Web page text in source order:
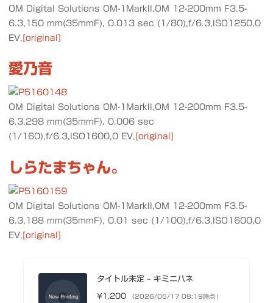
OM Digital Solutions OM-1MarkII,OM 12-200mm F3.5-
6.3,150 mm(35mmF), 0.013 sec (1/80),f/6.3,ISO1250,0
EV, [original]
愛乃音
OM Digital Solutions OM-1MarkII,OM 12-200mm F3.5-
6.3,298 mm(35mmF), 0.006 sec
(1/160),f/6.3,ISO1600,0 EV, [original]
しらたまちゃん。
OM Digital Solutions OM-1MarkII,OM 12-200mm F3.5-
6.3,188 mm(35mmF), 0.01 sec (1/100),f/6.3,ISO1600,0
EV, [original]
タイトル未定 – キミニハネ
¥1,200
（2026/05/17 08:19時点 |